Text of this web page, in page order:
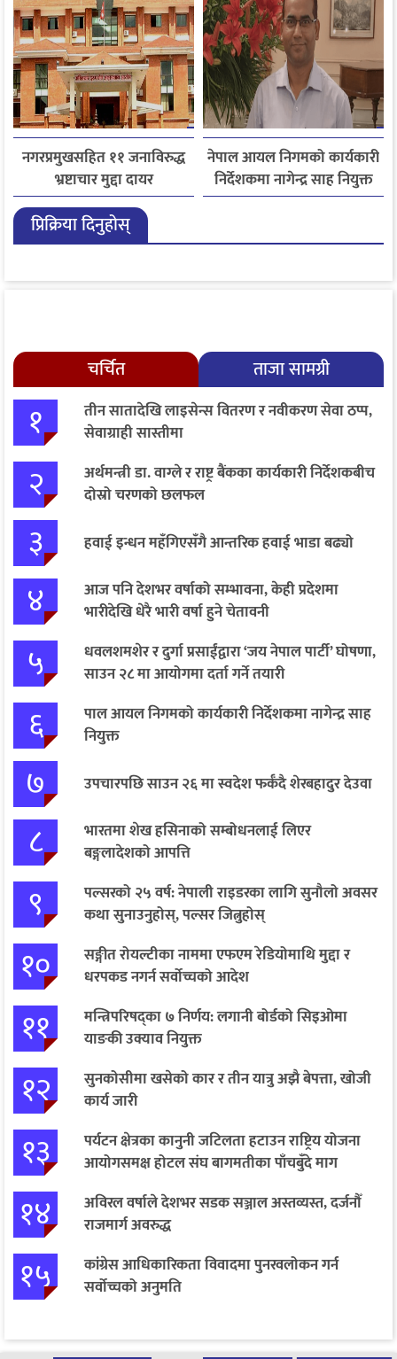
नगरप्रमुखसहित ११ जनाविरुद्ध
भ्रष्टाचार मुद्दा दायर
नेपाल आयल निगमको कार्यकारी
निर्देशकमा नागेन्द्र साह नियुक्त
प्रिक्रिया दिनुहोस्
चर्चित ताजा सामग्री
१
तीन सातादेखि लाइसेन्स वितरण र नवीकरण सेवा ठप्प,
सेवाग्राही सास्तीमा
२
अर्थमन्त्री डा. वाग्ले र राष्ट्र बैंकका कार्यकारी निर्देशकबीच
दोस्रो चरणको छलफल
३ हवाई इन्धन महँगिएसँगै आन्तरिक हवाई भाडा बढ्यो
४
आज पनि देशभर वर्षाको सम्भावना, केही प्रदेशमा
भारीदेखि धेरै भारी वर्षा हुने चेतावनी
५
धवलशमशेर र दुर्गा प्रसाईंद्वारा ‘जय नेपाल पार्टी’ घोषणा,
साउन २८ मा आयोगमा दर्ता गर्ने तयारी
६
पाल आयल निगमको कार्यकारी निर्देशकमा नागेन्द्र साह
नियुक्त
७ उपचारपछि साउन २६ मा स्वदेश फर्कँदै शेरबहादुर देउवा
८
भारतमा शेख हसिनाको सम्बोधनलाई लिएर
बङ्गलादेशको आपत्ति
९
पल्सरको २५ वर्ष: नेपाली राइडरका लागि सुनौलो अवसर
कथा सुनाउनुहोस्, पल्सर जित्नुहोस्
१०
सङ्गीत रोयल्टीका नाममा एफएम रेडियोमाथि मुद्दा र
धरपकड नगर्न सर्वोच्चको आदेश
११
मन्त्रिपरिषद्का ७ निर्णय: लगानी बोर्डको सिइओमा
याङकी उक्याव नियुक्त
१२
सुनकोसीमा खसेको कार र तीन यात्रु अझै बेपत्ता, खोजी
कार्य जारी
१३
पर्यटन क्षेत्रका कानुनी जटिलता हटाउन राष्ट्रिय योजना
आयोगसमक्ष होटल संघ बागमतीका पाँचबुँदे माग
१४
अविरल वर्षाले देशभर सडक सञ्जाल अस्तव्यस्त, दर्जनौँ
राजमार्ग अवरुद्ध
१५
कांग्रेस आधिकारिकता विवादमा पुनरवलोकन गर्न
सर्वोच्चको अनुमति